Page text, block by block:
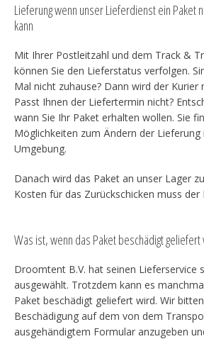
Lieferung wenn unser Lieferdienst ein Paket
kann
Mit Ihrer Postleitzahl und dem Track &
können Sie den Lieferstatus verfolgen.
Mal nicht zuhause? Dann wird der Kurier
Passt Ihnen der Liefertermin nicht?
wann Sie Ihr Paket erhalten wollen. Sie
Möglichkeiten zum Ändern der
Umgebung.
Danach wird das Paket an unser Lager
Kosten für das Zurückschicken muss der
Was ist, wenn das Paket beschädigt geliefert
Droomtent B.V. hat seinen Lieferservice
ausgewählt. Trotzdem kann es
Paket beschädigt geliefert wird. Wir
Beschädigung auf dem von dem
ausgehändigtem Formular anzugeben